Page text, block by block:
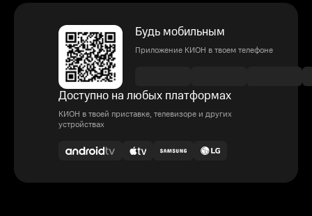
Будь мобильным
Приложение КИОН в твоем телефоне
Доступно на любых платформах
КИОН в твоей приставке, телевизоре и других
устройствах